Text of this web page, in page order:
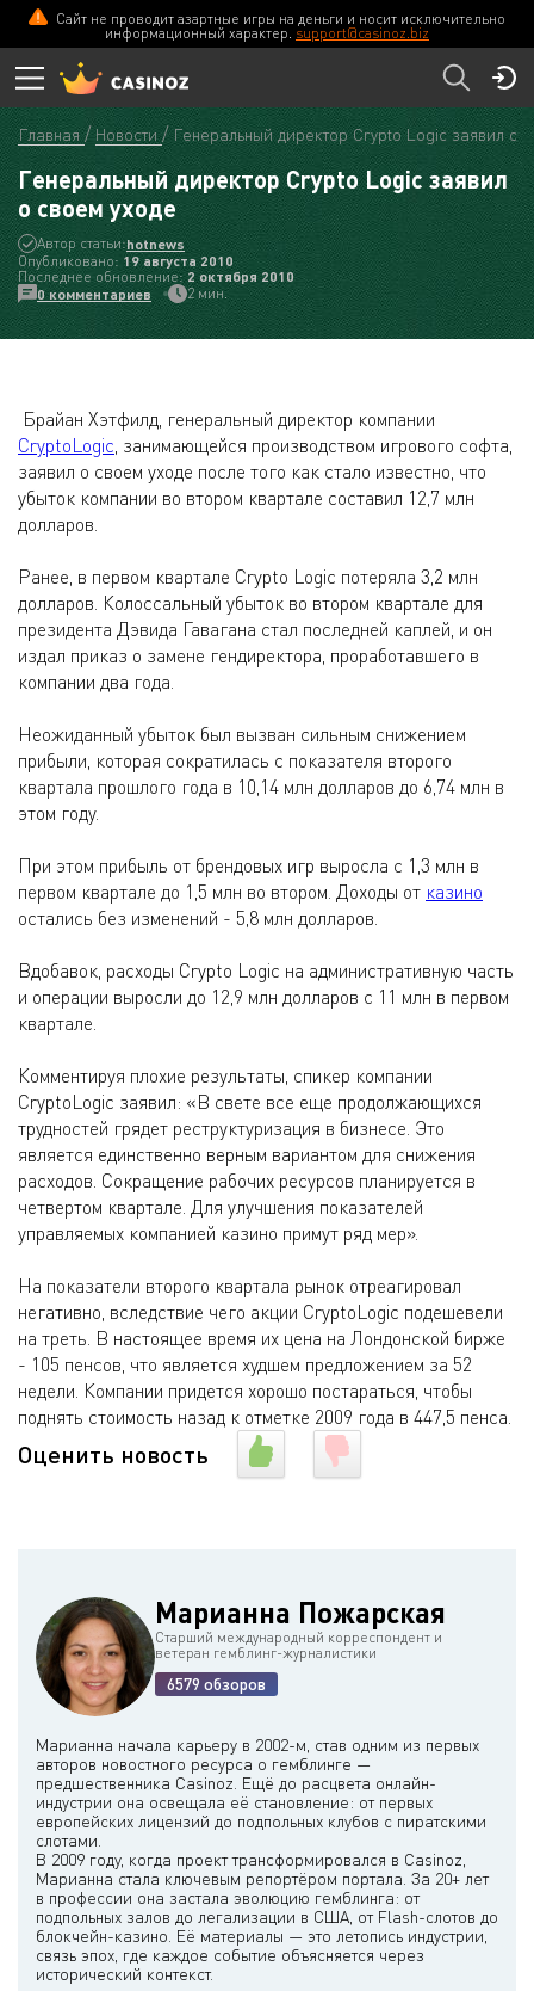
Сайт не проводит азартные игры на деньги и носит исключительно
информационный характер. support@casinoz.biz
Главная Новости Генеральный директор Crypto Logic заявил о
Генеральный директор Crypto Logic заявил
о своем уходе
Автор статьи:hotnews
Опубликовано: 19 августа 2010
Последнее обновление:2 октября 2010
0 комментариев
2 мин.
Брайан Хэтфилд, генеральный директор компании
CryptoLogic, занимающейся производством игрового софта,
заявил о своем уходе после того как стало известно, что
убыток компании во втором квартале составил 12,7 млн
долларов.
Ранее, в первом квартале Crypto Logic потеряла 3,2 млн
долларов. Колоссальный убыток во втором квартале для
президента Дэвида Гавагана стал последней каплей, и он
издал приказ о замене гендиректора, проработавшего в
компании два года.
Неожиданный убыток был вызван сильным снижением
прибыли, которая сократилась с показателя второго
квартала прошлого года в 10,14 млн долларов до 6,74 млн в
этом году.
При этом прибыль от брендовых игр выросла с 1,3 млн в
первом квартале до 1,5 млн во втором. Доходы от казино
остались без изменений - 5,8 млн долларов.
Вдобавок, расходы Crypto Logic на административную часть
и операции выросли до 12,9 млн долларов с 11 млн в первом
квартале.
Комментируя плохие результаты, спикер компании
CryptoLogic заявил: «В свете все еще продолжающихся
трудностей грядет реструктуризация в бизнесе. Это
является единственно верным вариантом для снижения
расходов. Сокращение рабочих ресурсов планируется в
четвертом квартале. Для улучшения показателей
управляемых компанией казино примут ряд мер».
На показатели второго квартала рынок отреагировал
негативно, вследствие чего акции CryptoLogic подешевели
на треть. В настоящее время их цена на Лондонской бирже
- 105 пенсов, что является худшем предложением за 52
недели. Компании придется хорошо постараться, чтобы
поднять стоимость назад к отметке 2009 года в 447,5 пенса.
Оценить новость
Марианна Пожарская
Старший международный корреспондент и
ветеран гемблинг-журналистики
6579 обзоров
Марианна начала карьеру в 2002-м, став одним из первых
авторов новостного ресурса о гемблинге —
предшественника Casinoz. Ещё до расцвета онлайн-
индустрии она освещала её становление: от первых
европейских лицензий до подпольных клубов с пиратскими
слотами.
В 2009 году, когда проект трансформировался в Casinoz,
Марианна стала ключевым репортёром портала. За 20+ лет
в профессии она застала эволюцию гемблинга: от
подпольных залов до легализации в США, от Flash-слотов до
блокчейн-казино. Её материалы — это летопись индустрии,
связь эпох, где каждое событие объясняется через